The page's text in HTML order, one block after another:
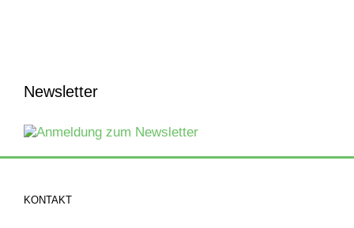
Newsletter
KONTAKT